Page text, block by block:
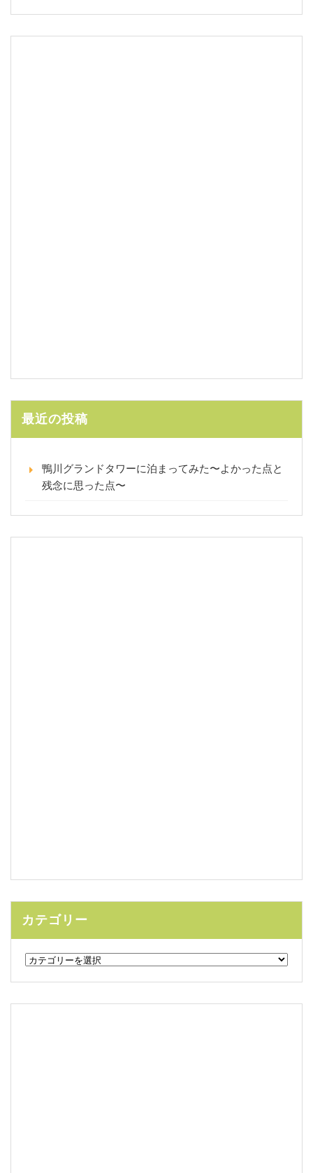
最近の投稿
鴨川グランドタワーに泊まってみた〜よかった点と
残念に思った点〜
カテゴリー
カ
リ